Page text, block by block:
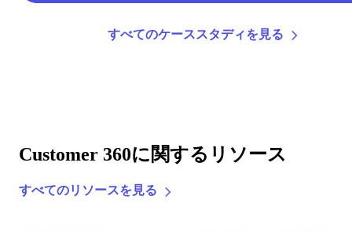
すべてのケーススタディを見る
Customer 360に関するリソース
すべてのリソースを見る